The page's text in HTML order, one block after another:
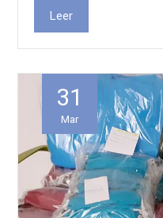
Leer
31
Mar